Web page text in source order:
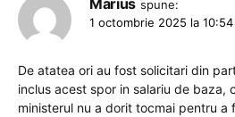
spune:
1 octombrie 2025 la 10:54
De atatea ori au fost solicitari din
inclus acest spor in salariu de baza,
ministerul nu a dorit tocmai pentru a